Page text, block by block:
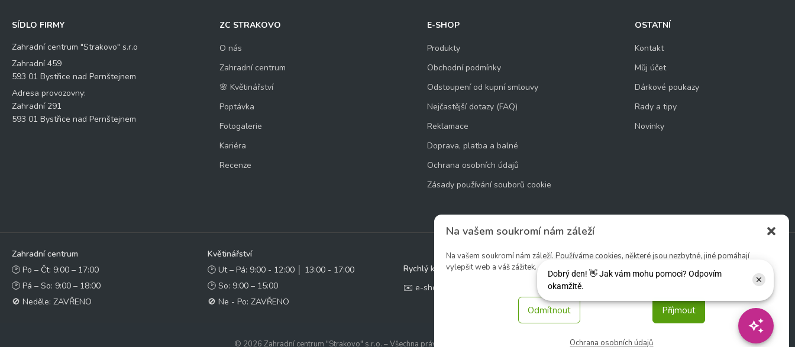
Na vašem soukromí nám záleží
Na vašem soukromí nám záleží. Používáme cookies, některé jsou nezbytné, jiné pomáhají
vylepšit web a váš zážitek.
Příjmout
Odmítnout
Ochrana osobních údajů
SÍDLO FIRMY
Zahradní centrum "Strakovo" s.r.o
Zahradní 459
593 01 Bystřice nad Pernštejnem
Adresa provozovny:
Zahradní 291
593 01 Bystřice nad Pernštejnem
ZC STRAKOVO
O nás
Zahradní centrum
🌸 Květinářství
Poptávka
Fotogalerie
Kariéra
Recenze
E-SHOP
Produkty
Obchodní podmínky
Odstoupení od kupní smlouvy
Nejčastější dotazy (FAQ)
Reklamace
Doprava, platba a balné
Ochrana osobních údajů
Zásady používání souborů cookie
OSTATNÍ
Kontakt
Můj účet
Dárkové poukazy
Rady a tipy
Novinky
Zahradní centrum
🕑 Po – Čt: 9:00 – 17:00
🕑 Pá – So: 9:00 – 18:00
🚫 Neděle: ZAVŘENO
Květinářství
🕑 Ut – Pá: 9:00 - 12:00 │ 13:00 - 17:00
🕑 So: 9:00 – 15:00
🚫 Ne - Po: ZAVŘENO
Rychlý kontakt:
✉️ e-shop@zcstrakovo.cz
Sledujte nás:
© 2026 Zahradní centrum "Strakovo" s.r.o. – Všechna práva vyhrazena. | Vytvořilo